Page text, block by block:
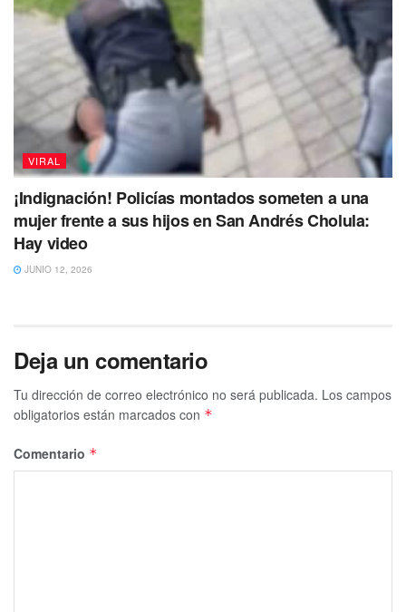
VIRAL
¡Indignación! Policías montados someten a una
mujer frente a sus hijos en San Andrés Cholula:
Hay video
JUNIO 12, 2026
Deja un comentario
Tu dirección de correo electrónico no será publicada. Los campos
obligatorios están marcados con *
Comentario *